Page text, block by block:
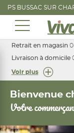
PS BUSSAC SUR
Retrait en magasin
Livraison à domicile
Voir plus
Bienvenue
Votre